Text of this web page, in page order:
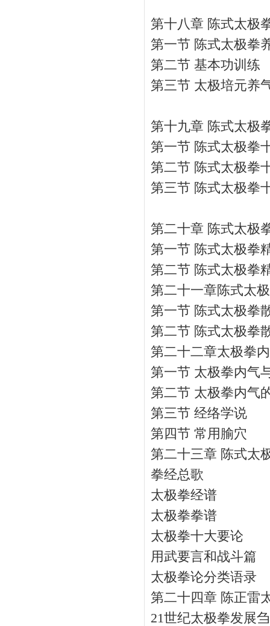
第十八章 陈式太极
第一节 陈式太极拳
第二节 基本功训练
第三节 太极培元养
第十九章 陈式太极
第一节 陈式太极拳
第二节 陈式太极拳
第三节 陈式太极拳
第二十章 陈式太极
第一节 陈式太极拳
第二节 陈式太极拳
第二十一章陈式太
第一节 陈式太极拳
第二节 陈式太极拳
第二十二章太极拳
第一节 太极拳内气
第二节 太极拳内气
第三节 经络学说
第四节 常用腧穴
第二十三章 陈式太
拳经总歌
太极拳经谱
太极拳拳谱
太极拳十大要论
用武要言和战斗篇
太极拳论分类语录
第二十四章 陈正雷
21世纪太极拳发展